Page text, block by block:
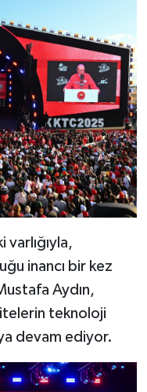
varlığıyla,
inancı bir kez
Aydın,
teknoloji
devam ediyor.